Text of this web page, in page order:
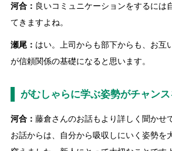
河合： 良いコミュニケーションをするには
てきますよね。
瀬尾： はい。上司からも部下からも、お互
が信頼関係の基礎になると思います。
がむしゃらに学ぶ姿勢がチャン
河合： 藤倉さんのお話もより詳しく聞かせ
お話からは、自分から吸収しにいく姿勢を